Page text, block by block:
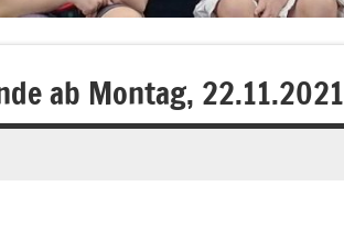
ab Montag, 22.11.2021